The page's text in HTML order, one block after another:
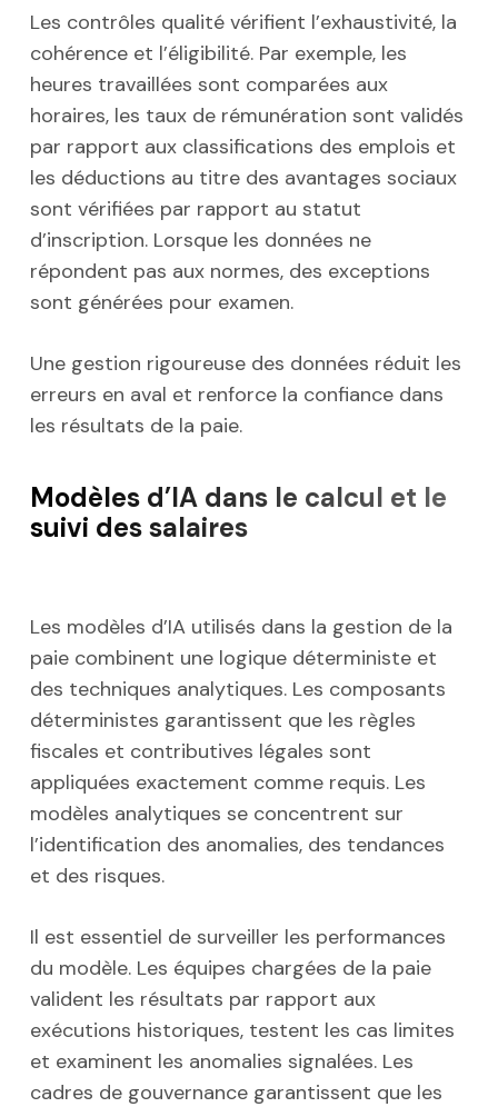
Les contrôles qualité vérifient l’exhaustivité, la
cohérence et l’éligibilité. Par exemple, les
heures travaillées sont comparées aux
horaires, les taux de rémunération sont validés
par rapport aux classifications des emplois et
les déductions au titre des avantages sociaux
sont vérifiées par rapport au statut
d’inscription. Lorsque les données ne
répondent pas aux normes, des exceptions
sont générées pour examen.
Une gestion rigoureuse des données réduit les
erreurs en aval et renforce la confiance dans
les résultats de la paie.
Modèles d’IA dans le calcul et le
suivi des salaires
Les modèles d’IA utilisés dans la gestion de la
paie combinent une logique déterministe et
des techniques analytiques. Les composants
déterministes garantissent que les règles
fiscales et contributives légales sont
appliquées exactement comme requis. Les
modèles analytiques se concentrent sur
l’identification des anomalies, des tendances
et des risques.
Il est essentiel de surveiller les performances
du modèle. Les équipes chargées de la paie
valident les résultats par rapport aux
exécutions historiques, testent les cas limites
et examinent les anomalies signalées. Les
cadres de gouvernance garantissent que les